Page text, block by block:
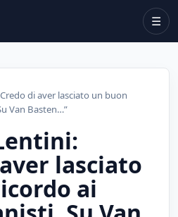
☰
di aver lasciato un buon
Van Basten…”
lasciato
ai